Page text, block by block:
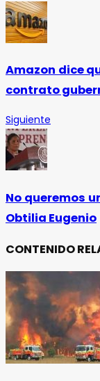
Amazon dice
contrato
Siguiente
No queremos
Obtilia Eugenio
CONTENIDO